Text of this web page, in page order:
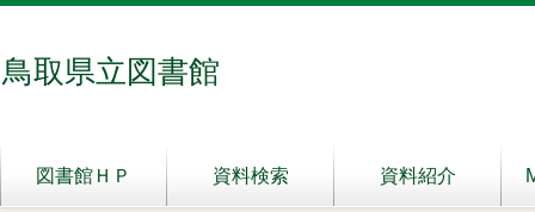
鳥取県立図書館
図書館ＨＰ 資料検索 資料紹介